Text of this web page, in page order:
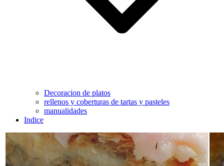
Decoracion de platos
rellenos y coberturas de tartas y pasteles
manualidades
Indice